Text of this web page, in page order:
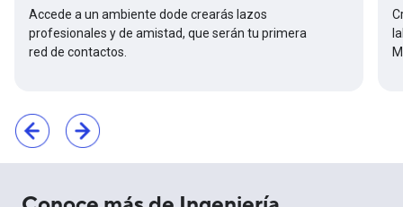
Accede a un ambiente dode crearás lazos
profesionales y de amistad, que serán tu primera
red de contactos.